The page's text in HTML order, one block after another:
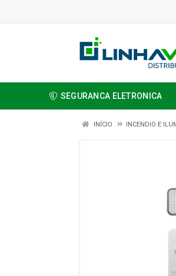
SEGURANCA ELETRONICA
INÍCIO INCENDIO E